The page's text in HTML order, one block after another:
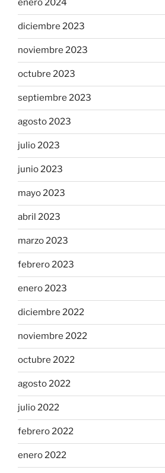
enero 2024
diciembre 2023
noviembre 2023
octubre 2023
septiembre 2023
agosto 2023
julio 2023
junio 2023
mayo 2023
abril 2023
marzo 2023
febrero 2023
enero 2023
diciembre 2022
noviembre 2022
octubre 2022
agosto 2022
julio 2022
febrero 2022
enero 2022